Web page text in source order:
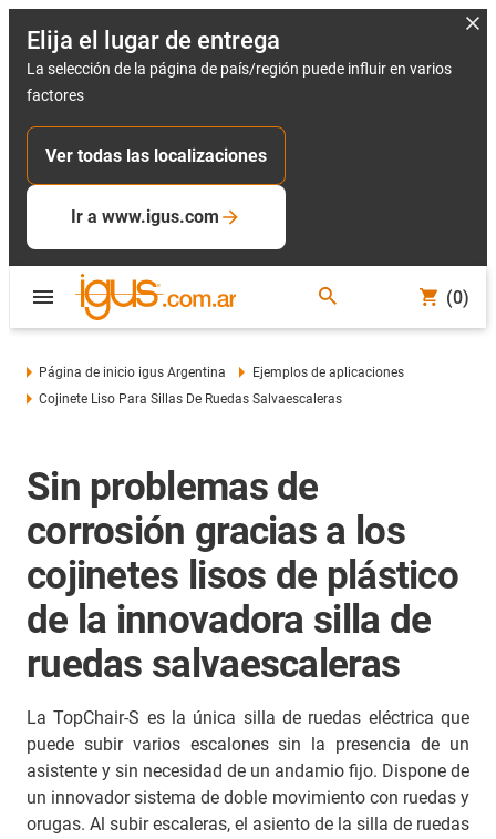
Elija el lugar de entrega
La selección de la página de país/región puede influir en varios
factores
Ver todas las localizaciones
Ir a www.igus.com
(0)
Página de inicio igus Argentina
Ejemplos de aplicaciones
Cojinete Liso Para Sillas De Ruedas Salvaescaleras
Sin problemas de
corrosión gracias a los
cojinetes lisos de plástico
de la innovadora silla de
ruedas salvaescaleras
La TopChair-S es la única silla de ruedas eléctrica que
puede subir varios escalones sin la presencia de un
asistente y sin necesidad de un andamio fijo. Dispone de
un innovador sistema de doble movimiento con ruedas y
orugas. Al subir escaleras, el asiento de la silla de ruedas